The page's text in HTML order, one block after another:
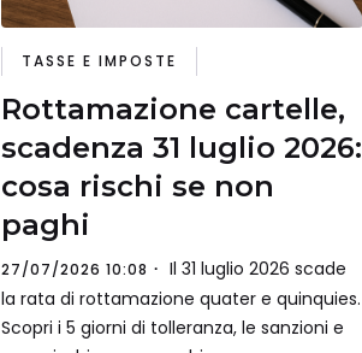
TASSE E IMPOSTE
Rottamazione cartelle,
scadenza 31 luglio 2026:
cosa rischi se non
paghi
27/07/2026 10:08
Il 31 luglio 2026 scade
la rata di rottamazione quater e quinquies.
Scopri i 5 giorni di tolleranza, le sanzioni e